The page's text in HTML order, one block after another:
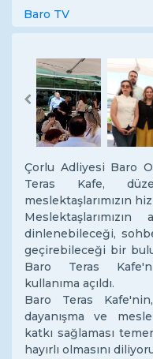
Baro TV
Previous
Çorlu Adliyesi Baro
Teras Kafe,
meslektaşlarımızın
dinlenebileceği,
geçirebileceği bir
Baro Teras
kullanıma açıldı.
Baro Teras Kafe'nin,
dayanışma ve
katkı sağlaması
hayırlı olmasını